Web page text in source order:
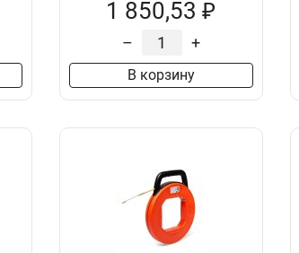
1 850,53 ₽
– +
В корзину